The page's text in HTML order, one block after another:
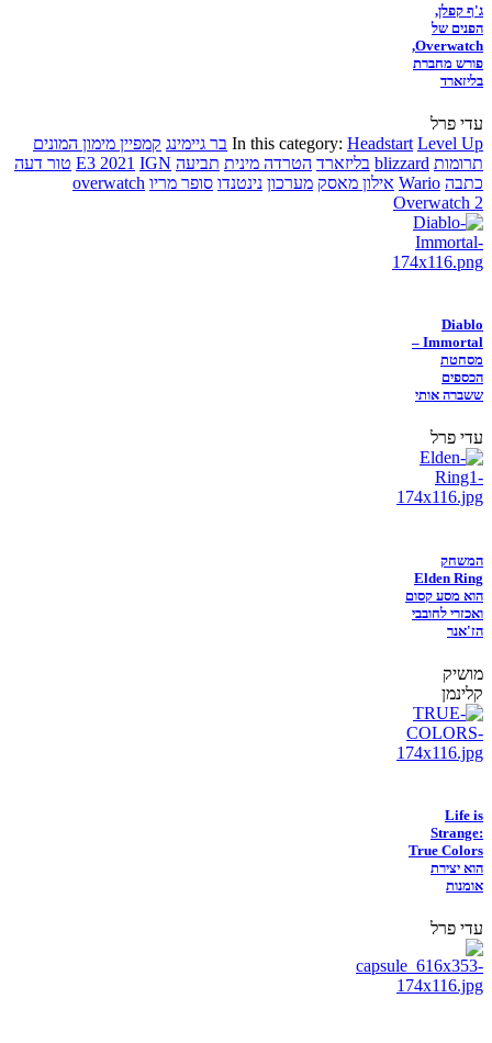
ג'ף קפלן,
הפנים של
Overwatch,
פורש מחברת
בליזארד
עדי פרל
In this category: Headstart Level Up בר גיימינג קמפיין מימון המונים
תרומות blizzard בליזארד הטרדה מינית תביעה E3 2021 IGN
טור דעה
כתבה Wario אילון מאסק מערכון נינטנדו סופר מריו overwatch
Overwatch 2
Diablo
Immortal –
מסחטת
הכספים
ששברה אותי
עדי פרל
המשחק
Elden Ring
הוא מסע קסום
ואכזרי לחובבי
הז'אנר
מושיק
קלינמן
Life is
Strange:
True Colors
הוא יצירת
אומנות
עדי פרל